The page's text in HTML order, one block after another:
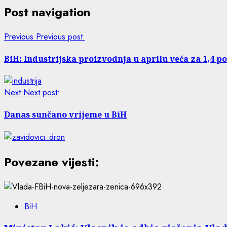
Post navigation
Previous Previous post:
BiH: Industrijska proizvodnja u aprilu veća za 1,4
Next Next post:
Danas sunčano vrijeme u BiH
Povezane vijesti:
BiH